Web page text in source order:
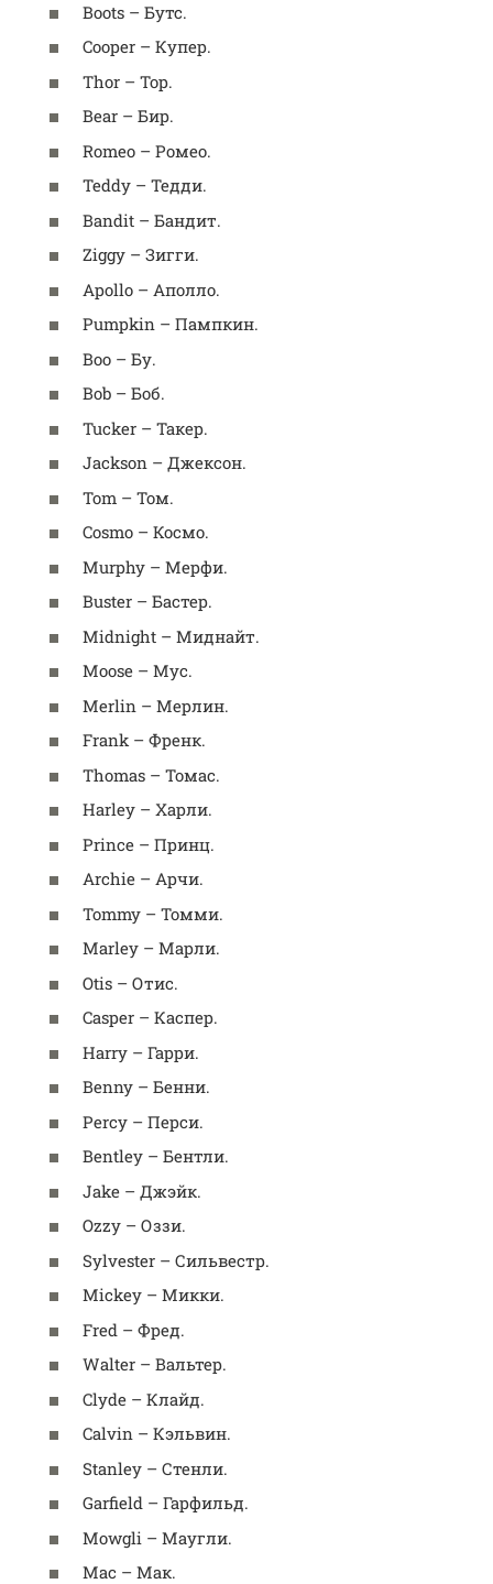
Boots – Бутс.
Cooper – Купер.
Thor – Тор.
Bear – Бир.
Romeo – Ромео.
Teddy – Тедди.
Bandit – Бандит.
Ziggy – Зигги.
Apollo – Аполло.
Pumpkin – Пампкин.
Boo – Бу.
Bob – Боб.
Tucker – Такер.
Jackson – Джексон.
Tom – Том.
Cosmo – Космо.
Murphy – Мерфи.
Buster – Бастер.
Midnight – Миднайт.
Moose – Мус.
Merlin – Мерлин.
Frank – Френк.
Thomas – Томас.
Harley – Харли.
Prince – Принц.
Archie – Арчи.
Tommy – Томми.
Marley – Марли.
Otis – Отис.
Casper – Каспер.
Harry – Гарри.
Benny – Бенни.
Percy – Перси.
Bentley – Бентли.
Jake – Джэйк.
Ozzy – Оззи.
Sylvester – Сильвестр.
Mickey – Микки.
Fred – Фред.
Walter – Вальтер.
Clyde – Клайд.
Calvin – Кэльвин.
Stanley – Стенли.
Garfield – Гарфильд.
Mowgli – Маугли.
Mac – Мак.